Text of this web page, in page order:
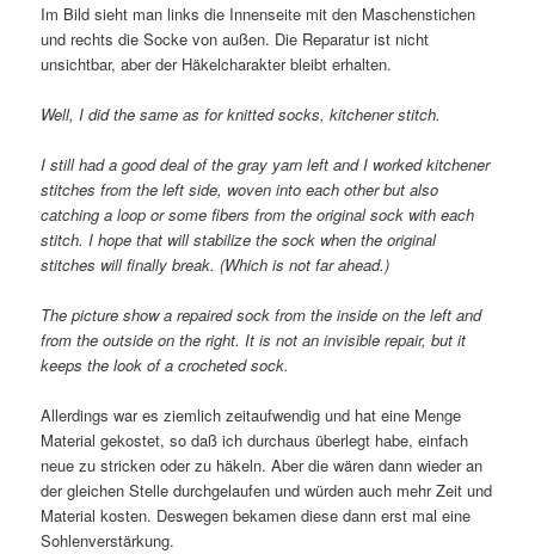
Im Bild sieht man links die Innenseite mit den Maschenstichen
und rechts die Socke von außen. Die Reparatur ist nicht
unsichtbar, aber der Häkelcharakter bleibt erhalten.
Well, I did the same as for knitted socks, kitchener stitch.
I still had a good deal of the gray yarn left and I worked kitchener
stitches from the left side, woven into each other but also
catching a loop or some fibers from the original sock with each
stitch. I hope that will stabilize the sock when the original
stitches will finally break. (Which is not far ahead.)
The picture show a repaired sock from the inside on the left and
from the outside on the right. It is not an invisible repair, but it
keeps the look of a crocheted sock.
Allerdings war es ziemlich zeitaufwendig und hat eine Menge
Material gekostet, so daß ich durchaus überlegt habe, einfach
neue zu stricken oder zu häkeln. Aber die wären dann wieder an
der gleichen Stelle durchgelaufen und würden auch mehr Zeit und
Material kosten. Deswegen bekamen diese dann erst mal eine
Sohlenverstärkung.